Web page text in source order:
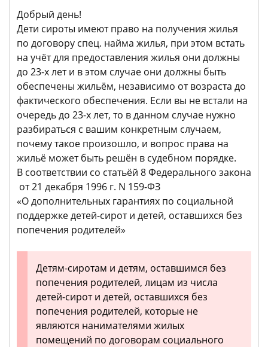
Добрый день!
Дети сироты имеют право на получения жилья
по договору спец. найма жилья, при этом встать
на учёт для предоставления жилья они должны
до 23-х лет и в этом случае они должны быть
обеспечены жильём, независимо от возраста до
фактического обеспечения. Если вы не встали на
очередь до 23-х лет, то в данном случае нужно
разбираться с вашим конкретным случаем,
почему такое произошло, и вопрос права на
жильё может быть решён в судебном порядке.
В соответствии со статьёй 8 Федерального закона
от 21 декабря 1996 г. N 159-ФЗ
«О дополнительных гарантиях по социальной
поддержке детей-сирот и детей, оставшихся без
попечения родителей»
Детям-сиротам и детям, оставшимся без
попечения родителей, лицам из числа
детей-сирот и детей, оставшихся без
попечения родителей, которые не
являются нанимателями жилых
помещений по договорам социального